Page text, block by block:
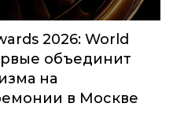
2026: World
объединит
на
в Москве